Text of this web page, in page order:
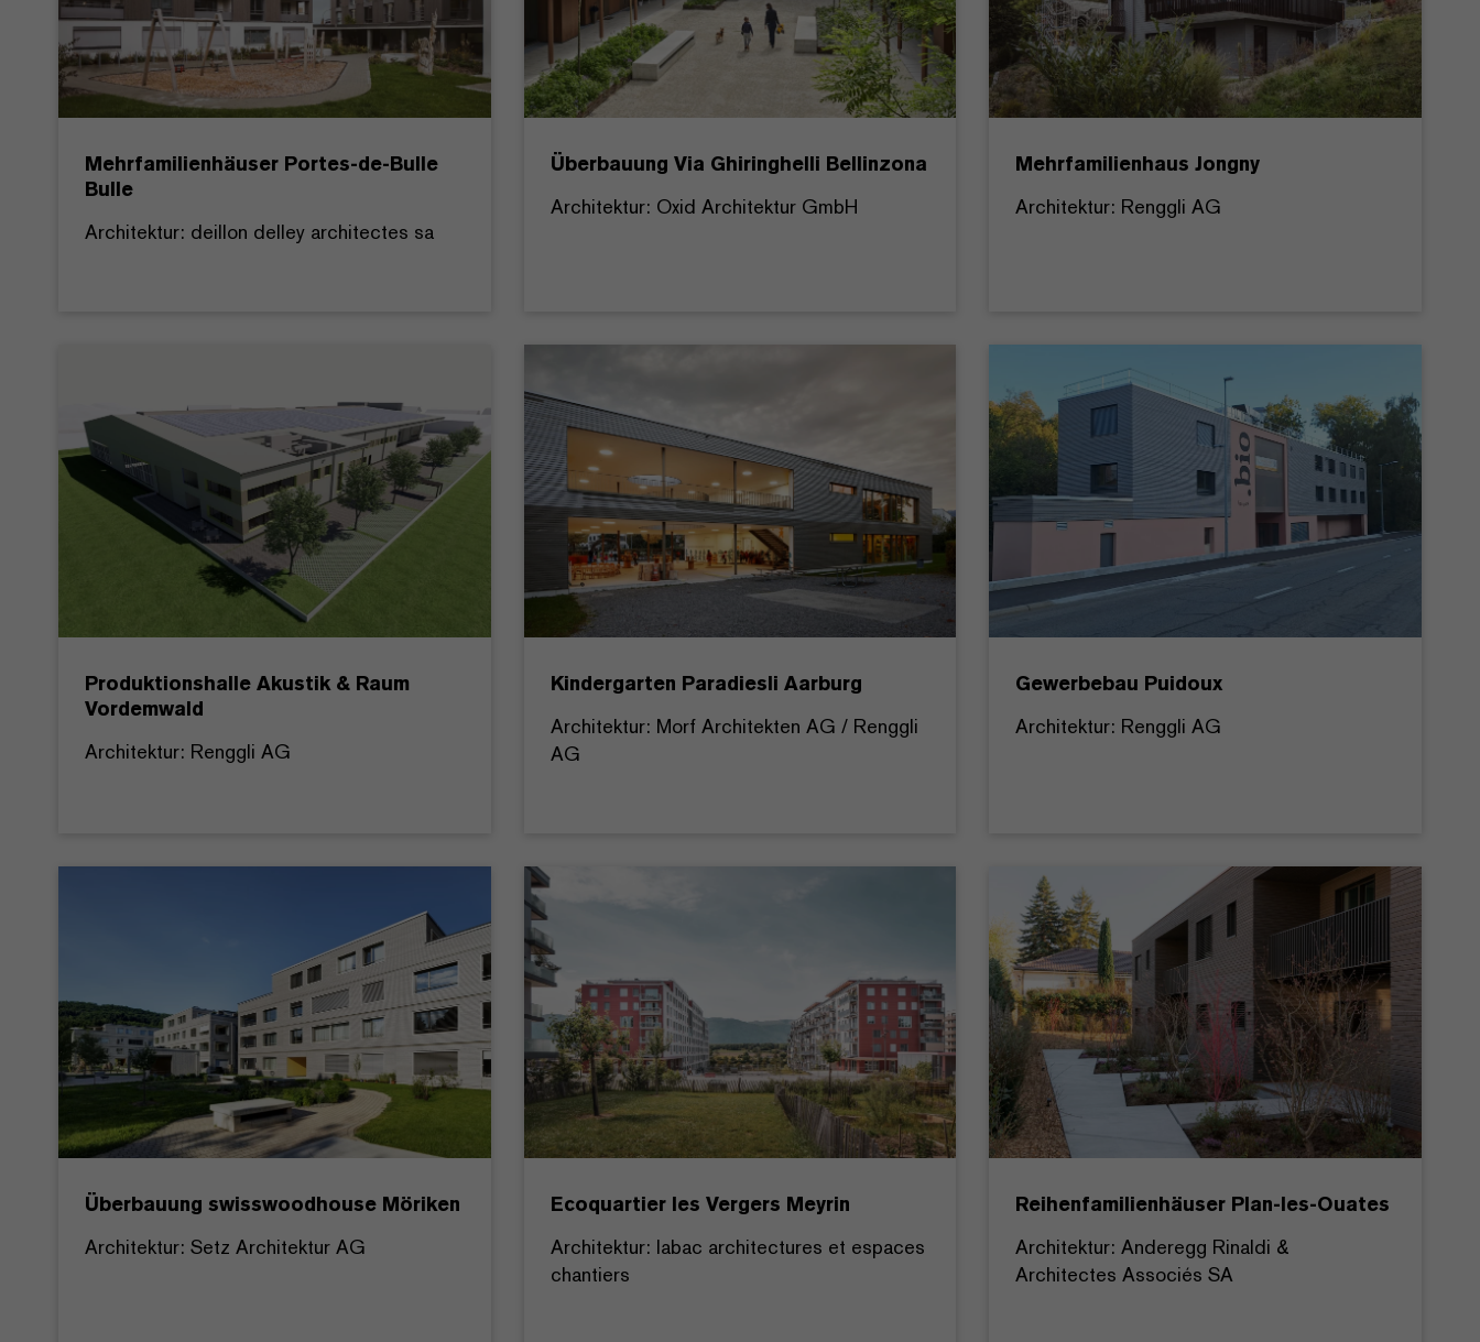
Mehrfamilienhäuser Portes-de-Bulle
Bulle
Architektur: deillon delley architectes sa
Überbauung Via Ghiringhelli Bellinzona
Architektur: Oxid Architektur GmbH
Mehrfamilienhaus Jongny
Architektur: Renggli AG
Produktionshalle Akustik & Raum
Vordemwald
Architektur: Renggli AG
Kindergarten Paradiesli Aarburg
Architektur: Morf Architekten AG / Renggli
AG
Gewerbebau Puidoux
Architektur: Renggli AG
Überbauung swisswoodhouse Möriken
Architektur: Setz Architektur AG
Ecoquartier les Vergers Meyrin
Architektur: labac architectures et espaces
chantiers
Reihenfamilienhäuser Plan-les-Ouates
Architektur: Anderegg Rinaldi &
Architectes Associés SA